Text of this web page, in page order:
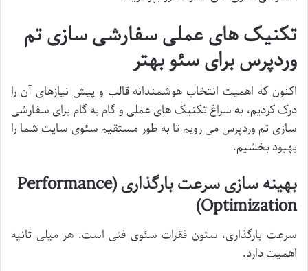
تکنیک های عملی سفارشی سازی تم
وردپرس برای سئو بهتر
اکنون که اهمیت انتخاب هوشمندانه قالب و پیش نیازهای آن را
درک کردیم، به سراغ تکنیک های عملی و گام به گام برای سفارشی
سازی تم وردپرس می رویم تا به طور مستقیم سئوی سایت شما را
بهبود بخشیم.
بهینه سازی سرعت بارگذاری (Performance
Optimization)
سرعت بارگذاری، ستون فقرات سئوی فنی است. هر میلی ثانیه
اهمیت دارد.